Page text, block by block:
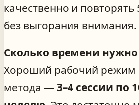
качественно и повторять
без выгорания внимания.
Сколько времени нужно
Хороший рабочий режим
метода — 3–4 сессии по